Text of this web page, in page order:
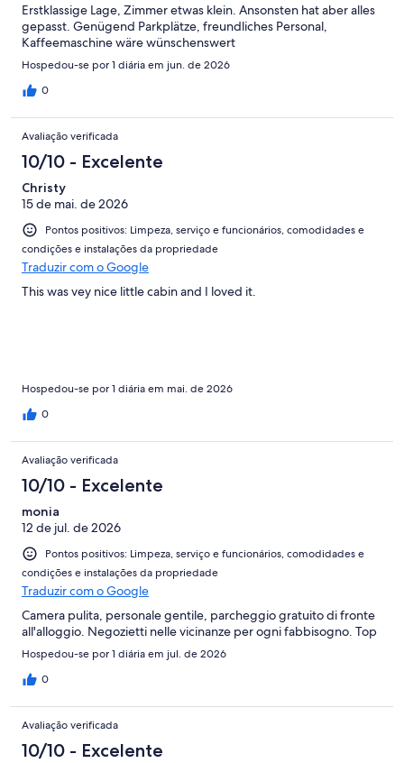
Erstklassige Lage, Zimmer etwas klein. Ansonsten hat aber alles
gepasst. Genügend Parkplätze, freundliches Personal,
Kaffeemaschine wäre wünschenswert
Hospedou-se por 1 diária em jun. de 2026
0
Avaliação verificada
10/10 - Excelente
Christy
15 de mai. de 2026
Pontos positivos: Limpeza, serviço e funcionários, comodidades e
condições e instalações da propriedade
Traduzir com o Google
This was vey nice little cabin and I loved it.
Hospedou-se por 1 diária em mai. de 2026
0
Avaliação verificada
10/10 - Excelente
monia
12 de jul. de 2026
Pontos positivos: Limpeza, serviço e funcionários, comodidades e
condições e instalações da propriedade
Traduzir com o Google
Camera pulita, personale gentile, parcheggio gratuito di fronte
all'alloggio. Negozietti nelle vicinanze per ogni fabbisogno. Top
Hospedou-se por 1 diária em jul. de 2026
0
Avaliação verificada
10/10 - Excelente